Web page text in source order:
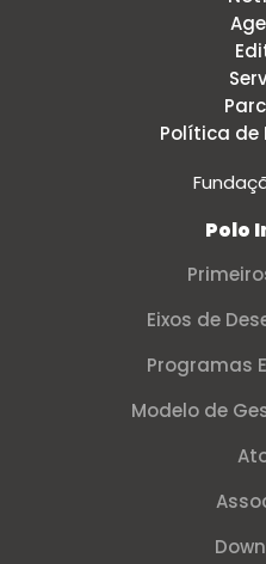
Política de
Polo
Eixos de
Programas
Modelo de